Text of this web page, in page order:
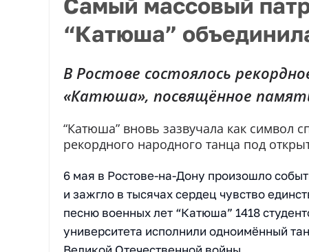
“Катюша”
В Ростове состоялось
«Катюша», посвящённое
“Катюша” вновь зазвучала как символ
рекордного народного танца под
6 мая в Ростове-на-Дону произошло
и зажгло в тысячах сердец чувство
песню военных лет “Катюша” 1418
университета исполнили одноимённый